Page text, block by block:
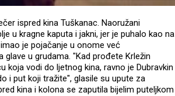
ispred kina Tuškanac. Naoružani
u kragne kaputa i jakni, jer je puhalo kao na
je pojačanje u onome već
u grudama. "Kad prođete Krležin
koja vodi do ljetnog kina, ravno je Dubravkin
i put koji tražite", glasile su upute za
kina i kolona se zaputila bijelim puteljkom